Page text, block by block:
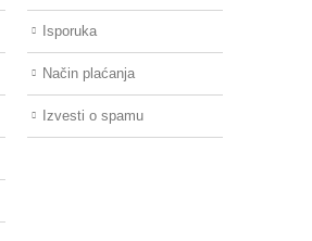
Isporuka
Način plaćanja
Izvesti o spamu